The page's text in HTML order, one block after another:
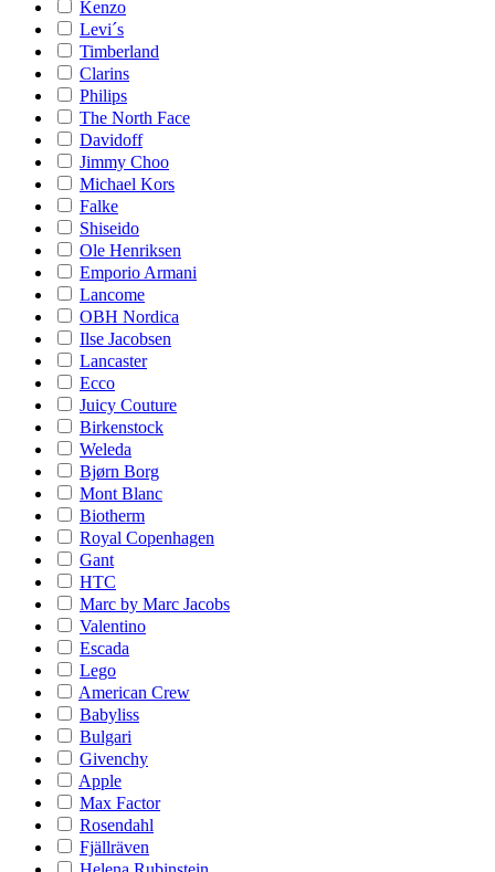
Kenzo
Levi´s
Timberland
Clarins
Philips
The North Face
Davidoff
Jimmy Choo
Michael Kors
Falke
Shiseido
Ole Henriksen
Emporio Armani
Lancome
OBH Nordica
Ilse Jacobsen
Lancaster
Ecco
Juicy Couture
Birkenstock
Weleda
Bjørn Borg
Mont Blanc
Biotherm
Royal Copenhagen
Gant
HTC
Marc by Marc Jacobs
Valentino
Escada
Lego
American Crew
Babyliss
Bulgari
Givenchy
Apple
Max Factor
Rosendahl
Fjällräven